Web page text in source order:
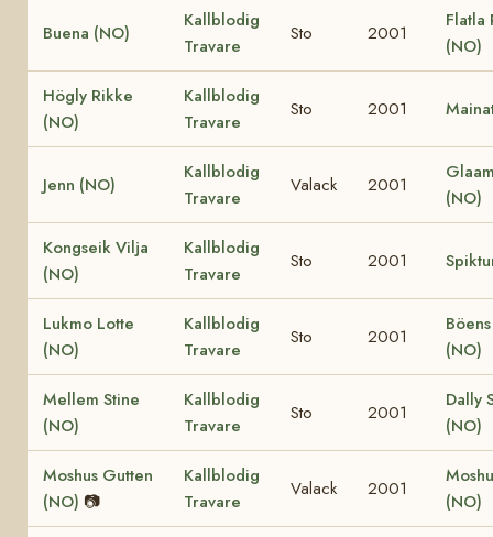
Buena (NO)
Kallblodig
Travare
Sto 2001
Flatla
(NO)
Högly Rikke
(NO)
Kallblodig
Travare
Sto 2001
Jenn (NO)
Kallblodig
Travare
Valack 2001
(NO)
Kongseik Vilja
(NO)
Kallblodig
Travare
Sto 2001
Lukmo Lotte
(NO)
Kallblodig
Travare
Sto 2001
(NO)
Mellem Stine
(NO)
Kallblodig
Travare
Sto 2001
Dally
(NO)
Moshus Gutten
(NO) 📷
Kallblodig
Travare
Valack 2001
(NO)